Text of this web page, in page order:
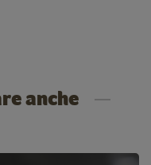
anche